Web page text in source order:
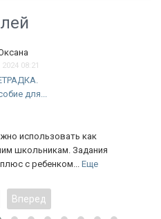
08:21
для...
использовать как
школьникам. Задания
с ребенком... Еще
Вперед